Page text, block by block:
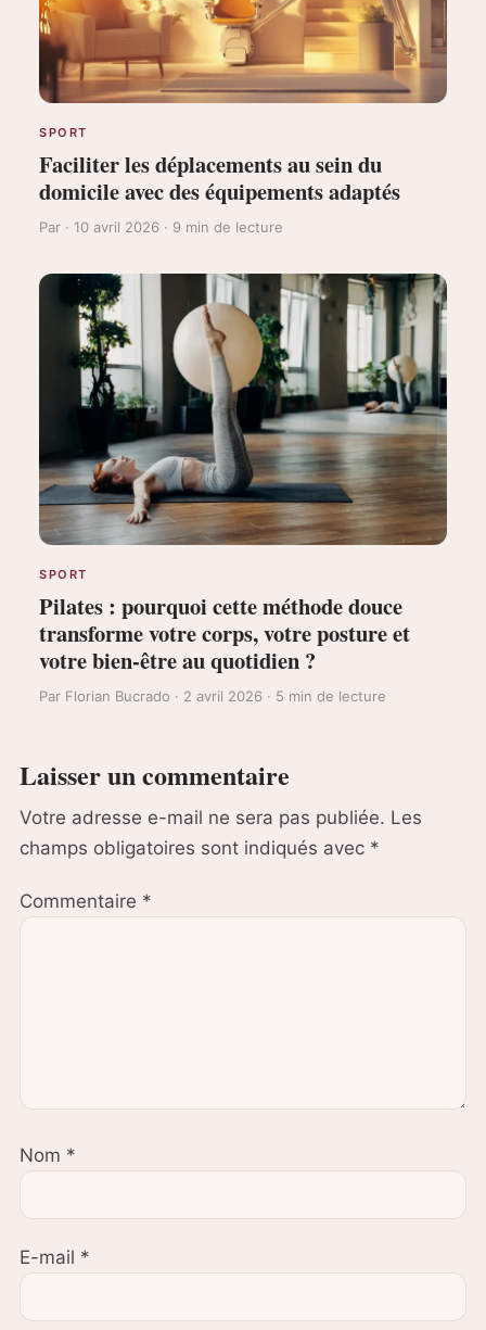
SPORT
Faciliter les déplacements au sein du
domicile avec des équipements adaptés
Par · 10 avril 2026 · 9 min de lecture
SPORT
Pilates : pourquoi cette méthode douce
transforme votre corps, votre posture et
votre bien-être au quotidien ?
Par Florian Bucrado · 2 avril 2026 · 5 min de lecture
Laisser un commentaire
Votre adresse e-mail ne sera pas publiée. Les
champs obligatoires sont indiqués avec *
Commentaire *
Nom *
E-mail *